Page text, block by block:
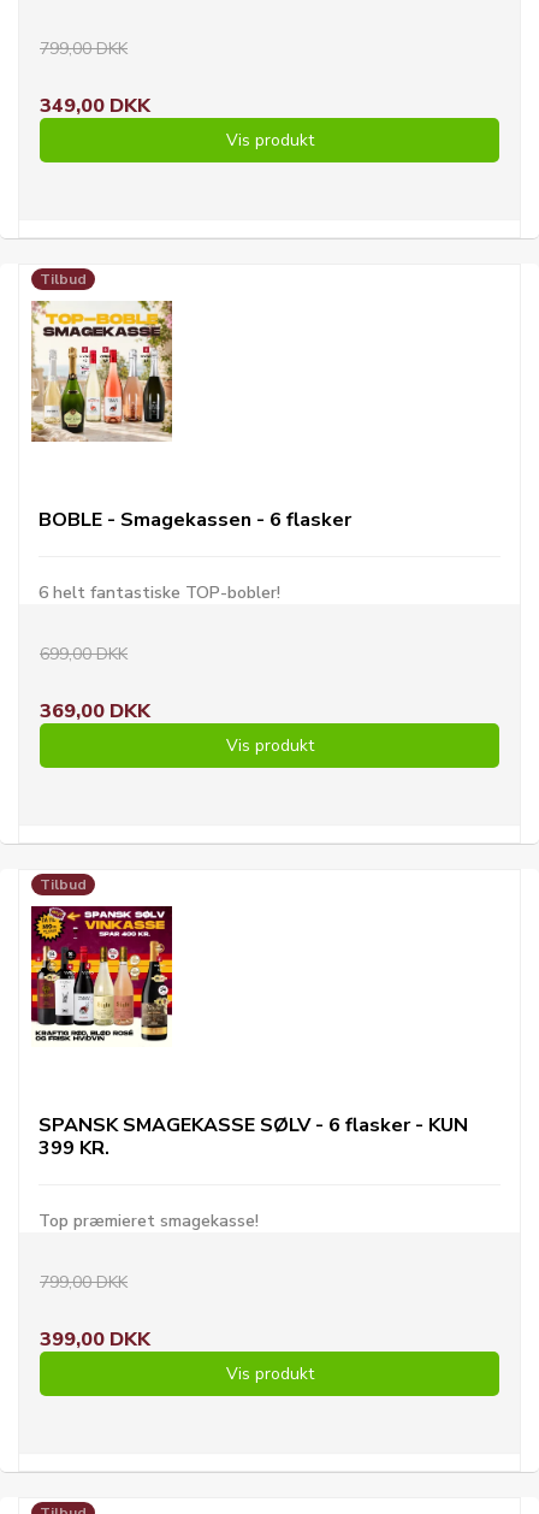
799,00 DKK
349,00 DKK
Vis produkt
Tilbud
BOBLE - Smagekassen - 6 flasker
6 helt fantastiske TOP-bobler!
699,00 DKK
369,00 DKK
Vis produkt
Tilbud
SPANSK SMAGEKASSE SØLV - 6 flasker - KUN
399 KR.
Top præmieret smagekasse!
799,00 DKK
399,00 DKK
Vis produkt